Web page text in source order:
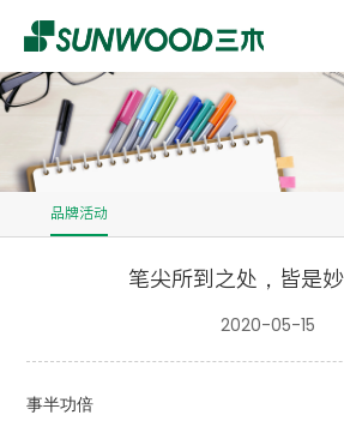
品牌活动
笔尖所到之处，皆是
2020-05-15
事半功倍